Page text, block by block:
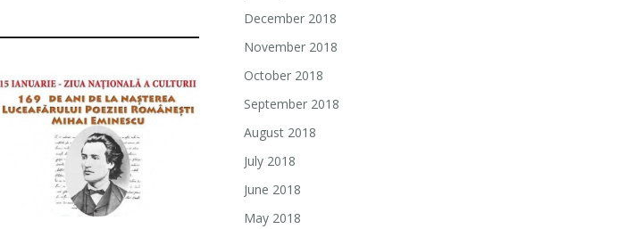
December 2018
November 2018
October 2018
September 2018
August 2018
July 2018
June 2018
May 2018